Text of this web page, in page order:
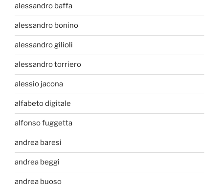
alessandro baffa
alessandro bonino
alessandro gilioli
alessandro torriero
alessio jacona
alfabeto digitale
alfonso fuggetta
andrea baresi
andrea beggi
andrea buoso